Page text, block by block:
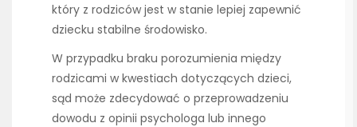
który z rodziców jest w stanie lepiej zapewnić
dziecku stabilne środowisko.
W przypadku braku porozumienia między
rodzicami w kwestiach dotyczących dzieci,
sąd może zdecydować o przeprowadzeniu
dowodu z opinii psychologa lub innego